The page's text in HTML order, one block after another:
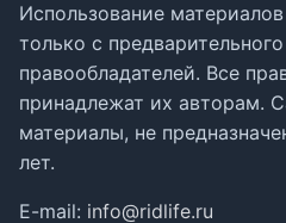
Использование
только с
правообладателей. Все
принадлежат их авторам.
материалы, не
лет.
E-mail: info@ridlife.ru